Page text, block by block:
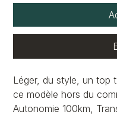
Léger, du style, un top
ce modèle hors du
Autonomie 100km,